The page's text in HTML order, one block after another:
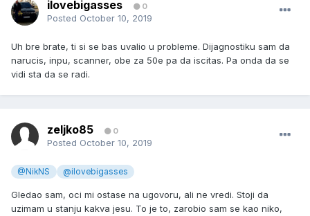
ilovebigasses 0
Posted October 10, 2019
Uh bre brate, ti si se bas uvalio u probleme. Dijagnostiku sam da
narucis, inpu, scanner, obe za 50e pa da iscitas. Pa onda da se
vidi sta da se radi.
zeljko85 0
Posted October 10, 2019
@NikNS @ilovebigasses
Gledao sam, oci mi ostase na ugovoru, ali ne vredi. Stoji da
uzimam u stanju kakva jesu. To je to, zarobio sam se kao niko,